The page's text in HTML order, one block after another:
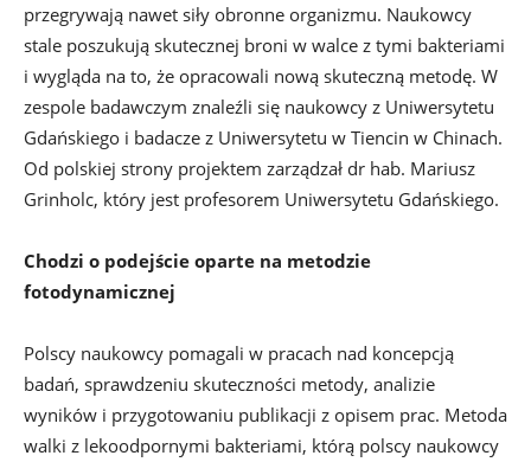
przegrywają nawet siły obronne organizmu. Naukowcy
stale poszukują skutecznej broni w walce z tymi bakteriami
i wygląda na to, że opracowali nową skuteczną metodę. W
zespole badawczym znaleźli się naukowcy z Uniwersytetu
Gdańskiego i badacze z Uniwersytetu w Tiencin w Chinach.
Od polskiej strony projektem zarządzał dr hab. Mariusz
Grinholc, który jest profesorem Uniwersytetu Gdańskiego.
Chodzi o podejście oparte na metodzie
fotodynamicznej
Polscy naukowcy pomagali w pracach nad koncepcją
badań, sprawdzeniu skuteczności metody, analizie
wyników i przygotowaniu publikacji z opisem prac. Metoda
walki z lekoodpornymi bakteriami, którą polscy naukowcy